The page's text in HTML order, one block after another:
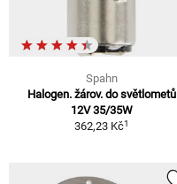
Spahn
Halogen. žárov. do světlometů
12V 35/35W
362,23 Kč1